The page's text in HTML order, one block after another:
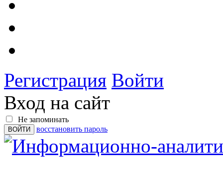
Регистрация Войти
Вход на сайт
Не запоминать
восстановить пароль